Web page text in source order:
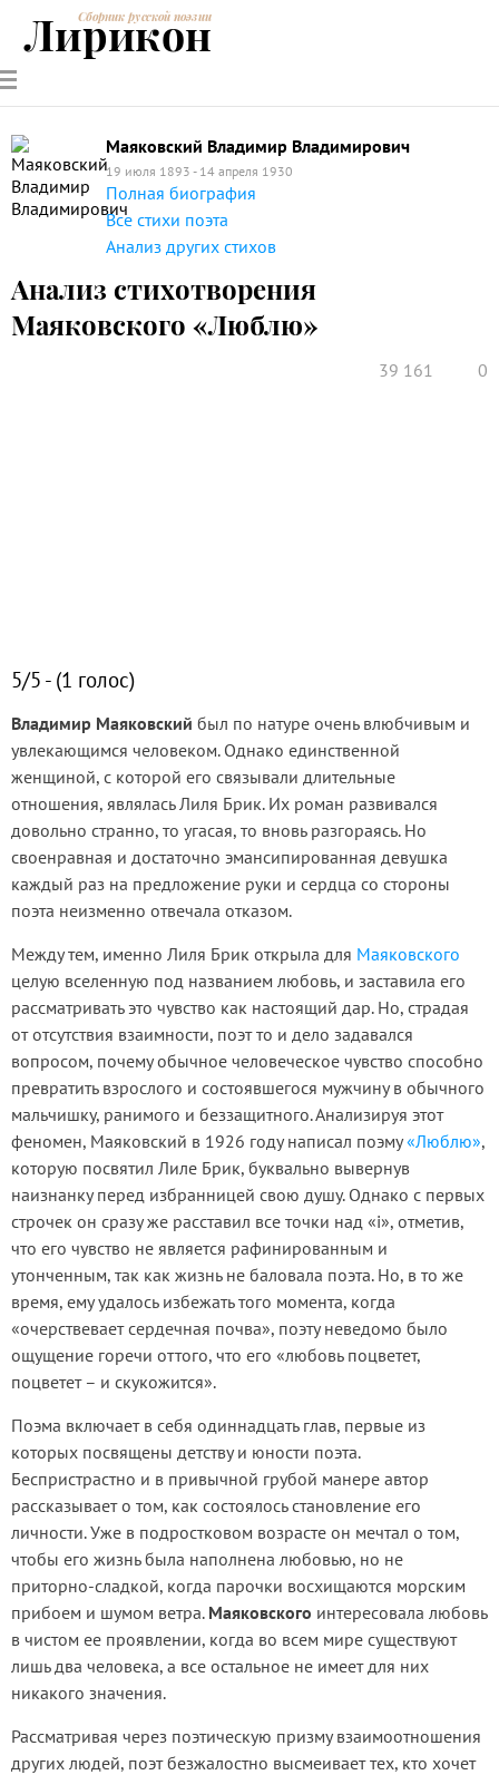
РУССКИЕ
ПОЭТЫ
СОВРЕМЕННИКИЭНЦИКЛОПЕДИЯ
ПОЭЗИИ
Сборник русской поэзии
Лирикон
Маяковский Владимир Владимирович
19 июля 1893 - 14 апреля 1930
Полная биография
Все стихи поэта
Анализ других стихов
Анализ стихотворения
Маяковского «Люблю»
39 161 0
5/5 - (1 голос)
Владимир Маяковский был по натуре очень влюбчивым и
увлекающимся человеком. Однако единственной
женщиной, с которой его связывали длительные
отношения, являлась Лиля Брик. Их роман развивался
довольно странно, то угасая, то вновь разгораясь. Но
своенравная и достаточно эмансипированная девушка
каждый раз на предложение руки и сердца со стороны
поэта неизменно отвечала отказом.
Между тем, именно Лиля Брик открыла для Маяковского
целую вселенную под названием любовь, и заставила его
рассматривать это чувство как настоящий дар. Но, страдая
от отсутствия взаимности, поэт то и дело задавался
вопросом, почему обычное человеческое чувство способно
превратить взрослого и состоявшегося мужчину в обычного
мальчишку, ранимого и беззащитного. Анализируя этот
феномен, Маяковский в 1926 году написал поэму«Люблю»,
которую посвятил Лиле Брик, буквально вывернув
наизнанку перед избранницей свою душу. Однако с первых
строчек он сразу же расставил все точки над «i», отметив,
что его чувство не является рафинированным и
утонченным, так как жизнь не баловала поэта. Но, в то же
время, ему удалось избежать того момента, когда
«очерствевает сердечная почва», поэту неведомо было
ощущение горечи оттого, что его «любовь поцветет,
поцветет – и скукожится».
Поэма включает в себя одиннадцать глав, первые из
которых посвящены детству и юности поэта.
Беспристрастно и в привычной грубой манере автор
рассказывает о том, как состоялось становление его
личности. Уже в подростковом возрасте он мечтал о том,
чтобы его жизнь была наполнена любовью, но не
приторно-сладкой, когда парочки восхищаются морским
прибоем и шумом ветра. Маяковского интересовала любовь
в чистом ее проявлении, когда во всем мире существуют
лишь два человека, а все остальное не имеет для них
никакого значения.
Рассматривая через поэтическую призму взаимоотношения
других людей, поэт безжалостно высмеивает тех, кто хочет